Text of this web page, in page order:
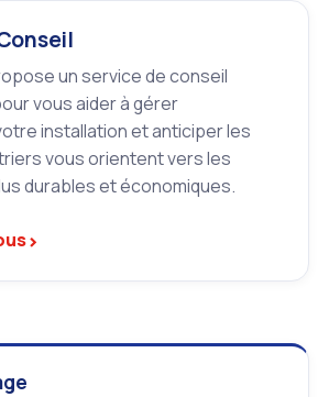
un service de conseil
vous aider à gérer
installation et anticiper les
vous orientent vers les
durables et économiques.
›